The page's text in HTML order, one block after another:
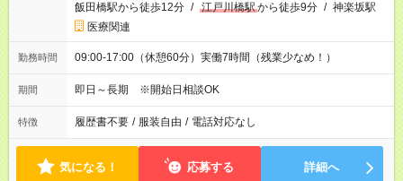
飯田橋駅から徒歩12分 / 江戸川橋駅から徒歩9分 / 神楽坂駅
医療関連
勤務時間 09:00-17:00（休憩60分）実働7時間（残業少なめ！）
期間 即日～長期 ※開始日相談OK
特徴 履歴書不要 / 服装自由 / 電話対応なし
気になる！ 応募する 詳細へ